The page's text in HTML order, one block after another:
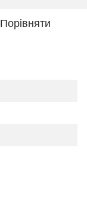
Порівняти